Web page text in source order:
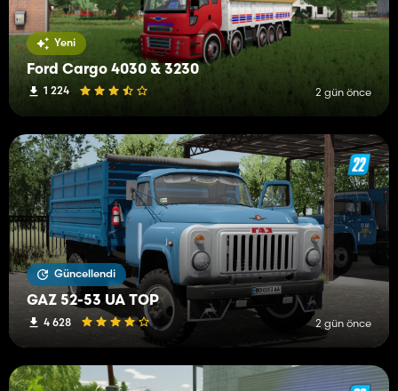
Yeni
Ford Cargo 4030 & 3230
1 224 2 gün önce
Güncellendi
GAZ 52-53 UA TOP
4 628 2 gün önce